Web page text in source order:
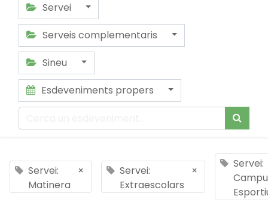
Servei
Serveis complementaris
Sineu
Esdeveniments propers
Servei:
Matinera
×
Servei:
Extraescolars
×
Servei: